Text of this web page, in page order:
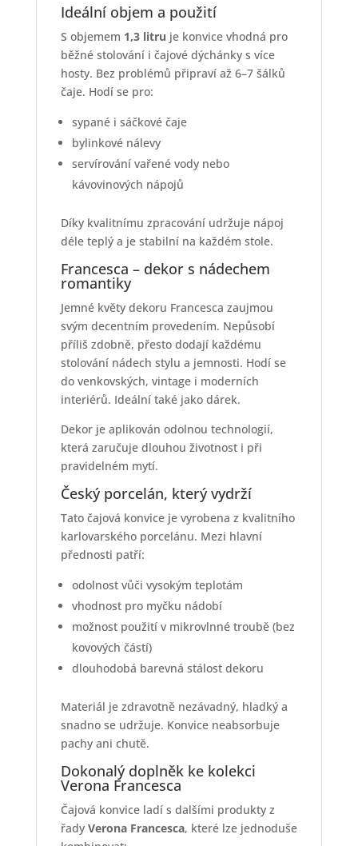
Ideální objem a použití
S objemem 1,3 litru je konvice vhodná pro
běžné stolování i čajové dýchánky s více
hosty. Bez problémů připraví až 6–7 šálků
čaje. Hodí se pro:
sypané i sáčkové čaje
bylinkové nálevy
servírování vařené vody nebo
kávovinových nápojů
Díky kvalitnímu zpracování udržuje nápoj
déle teplý a je stabilní na každém stole.
Francesca – dekor s nádechem
romantiky
Jemné květy dekoru Francesca zaujmou
svým decentním provedením. Nepůsobí
příliš zdobně, přesto dodají každému
stolování nádech stylu a jemnosti. Hodí se
do venkovských, vintage i moderních
interiérů. Ideální také jako dárek.
Dekor je aplikován odolnou technologií,
která zaručuje dlouhou životnost i při
pravidelném mytí.
Český porcelán, který vydrží
Tato čajová konvice je vyrobena z kvalitního
karlovarského porcelánu. Mezi hlavní
přednosti patří:
odolnost vůči vysokým teplotám
vhodnost pro myčku nádobí
možnost použití v mikrovlnné troubě (bez
kovových částí)
dlouhodobá barevná stálost dekoru
Materiál je zdravotně nezávadný, hladký a
snadno se udržuje. Konvice neabsorbuje
pachy ani chutě.
Dokonalý doplněk ke kolekci
Verona Francesca
Čajová konvice ladí s dalšími produkty z
řady Verona Francesca, které lze jednoduše